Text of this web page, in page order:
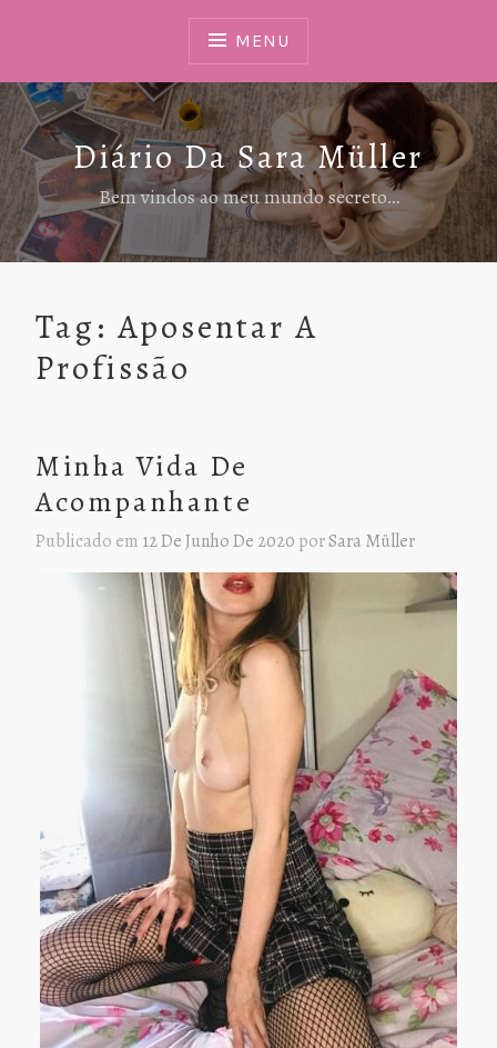
MENU
Diário Da Sara Müller
Bem vindos ao meu mundo secreto…
Tag: Aposentar A
Profissão
Minha Vida De
Acompanhante
Publicado em 12 De Junho De 2020 porSara Müller